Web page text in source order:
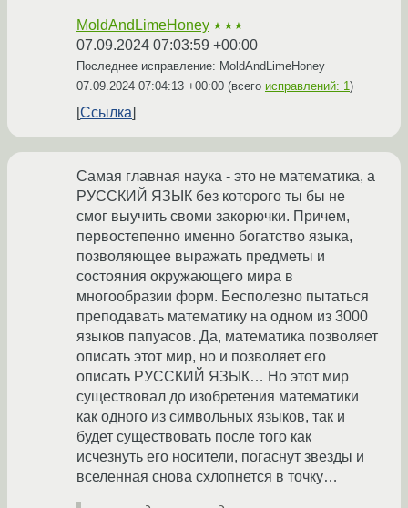
MoldAndLimeHoney ★★★
07.09.2024 07:03:59 +00:00
Последнее исправление: MoldAndLimeHoney
07.09.2024 07:04:13 +00:00 (всего исправлений: 1)
Ссылка
Самая главная наука - это не математика, а
РУССКИЙ ЯЗЫК без которого ты бы не
смог выучить своми закорючки. Причем,
первостепенно именно богатство языка,
позволяющее выражать предметы и
состояния окружающего мира в
многообразии форм. Бесполезно пытаться
преподавать математику на одном из 3000
языков папуасов. Да, математика позволяет
описать этот мир, но и позволяет его
описать РУССКИЙ ЯЗЫК… Но этот мир
существовал до изобретения математики
как одного из символьных языков, так и
будет существовать после того как
исчезнуть его носители, погаснут звезды и
вселенная снова схлопнется в точку…